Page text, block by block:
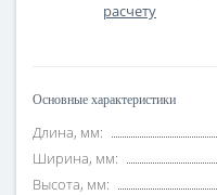
расчету
Основные характеристики
Длина, мм:
Ширина, мм:
Высота, мм: